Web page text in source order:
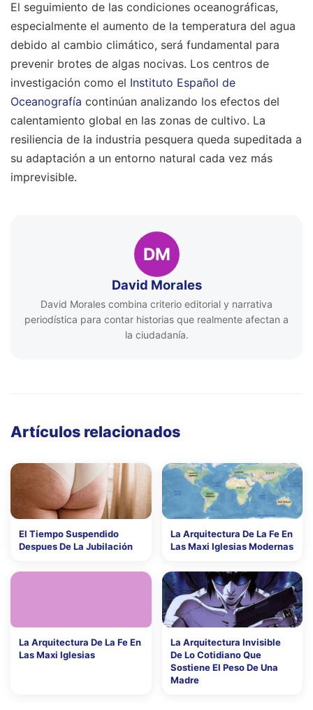
El seguimiento de las condiciones oceanográficas,
especialmente el aumento de la temperatura del agua
debido al cambio climático, será fundamental para
prevenir brotes de algas nocivas. Los centros de
investigación como el Instituto Español de
Oceanografía continúan analizando los efectos del
calentamiento global en las zonas de cultivo. La
resiliencia de la industria pesquera queda supeditada a
su adaptación a un entorno natural cada vez más
imprevisible.
DM
David Morales
David Morales combina criterio editorial y narrativa
periodística para contar historias que realmente afectan a
la ciudadanía.
Artículos relacionados
El Tiempo Suspendido
Despues De La Jubilación
La Arquitectura De La Fe En
Las Maxi Iglesias Modernas
La Arquitectura De La Fe En
Las Maxi Iglesias
La Arquitectura Invisible
De Lo Cotidiano Que
Sostiene El Peso De Una
Madre